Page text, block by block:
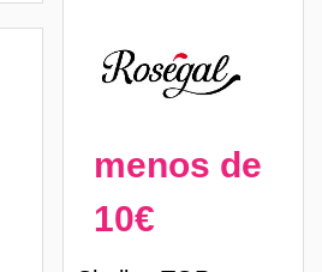
menos de
10€